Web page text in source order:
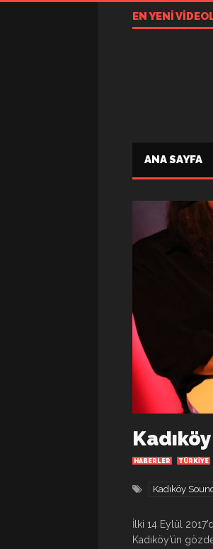
EN YENI
ANA SAYFA
HABERLER TÜRKIYE
Kadıköy
İlki 14 Eylül
Kadıköy’ün